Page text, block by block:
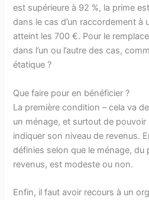
est supérieure à 92 %, la prime
dans le cas d’un raccordement à
atteint les 700 €. Pour le
dans l’un ou l’autre des cas,
étatique ?
Que faire pour en bénéficier ?
La première condition – cela va
un ménage, et surtout de pouvoir
indiquer son niveau de revenus.
définies selon que le ménage, du
revenus, est modeste ou non.
Enfin, il faut avoir recours à un